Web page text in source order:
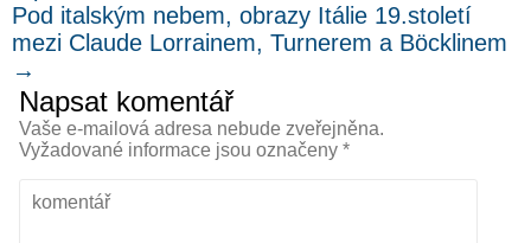
Pod italským nebem, obrazy Itálie 19.století
mezi Claude Lorrainem, Turnerem a Böcklinem
→
Napsat komentář
Vaše e-mailová adresa nebude zveřejněna.
Vyžadované informace jsou označeny *